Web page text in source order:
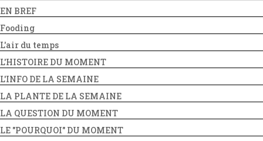
EN BREF
Fooding
L'air du temps
L'HISTOIRE DU MOMENT
L'INFO DE LA SEMAINE
LA PLANTE DE LA SEMAINE
LA QUESTION DU MOMENT
LE "POURQUOI" DU MOMENT